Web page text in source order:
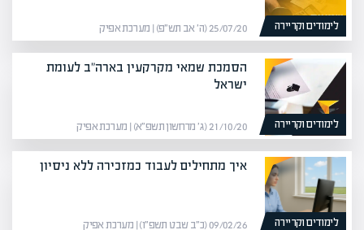
לימודים וקריירה 25/07/20 (ה׳ אב תש״פ) | מערכת אפיק
לימודים וקריירה
הסמכת שמאי מקרקעין בארה"ב לעומת
ישראל
21/10/20 (ג׳ מרחשון תשפ״א) | מערכת אפיק
לימודים וקריירה
איך מתחילים לעבוד כמזכירה ללא ניסיון
09/02/26 (כ״ב שבט תשפ״ו) | מערכת אפיק